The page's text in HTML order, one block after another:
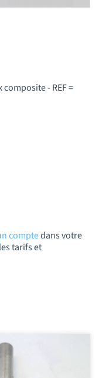
- REF =
comptedans votre
tarifs et